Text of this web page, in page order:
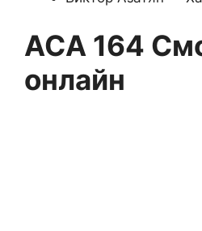
АСА 164
онлайн